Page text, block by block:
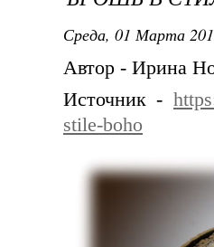
Среда, 01 Марта
Автор - Ирина
Источник -
stile-boho